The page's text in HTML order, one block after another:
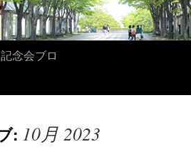
念会ブロ
: 10月 2023